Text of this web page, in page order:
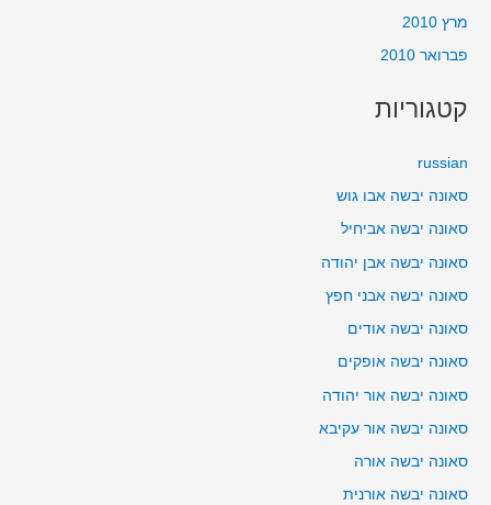
מרץ 2010
פברואר 2010
קטגוריות
russian
סאונה יבשה אבו גוש
סאונה יבשה אביחיל
סאונה יבשה אבן יהודה
סאונה יבשה אבני חפץ
סאונה יבשה אודים
סאונה יבשה אופקים
סאונה יבשה אור יהודה
סאונה יבשה אור עקיבא
סאונה יבשה אורה
סאונה יבשה אורנית